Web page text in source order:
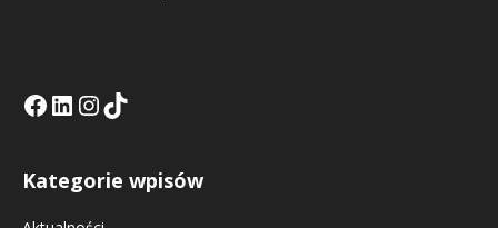
Facebook
LinkedIn
Tik Tok KEInstagramm KE
Kategorie wpisów